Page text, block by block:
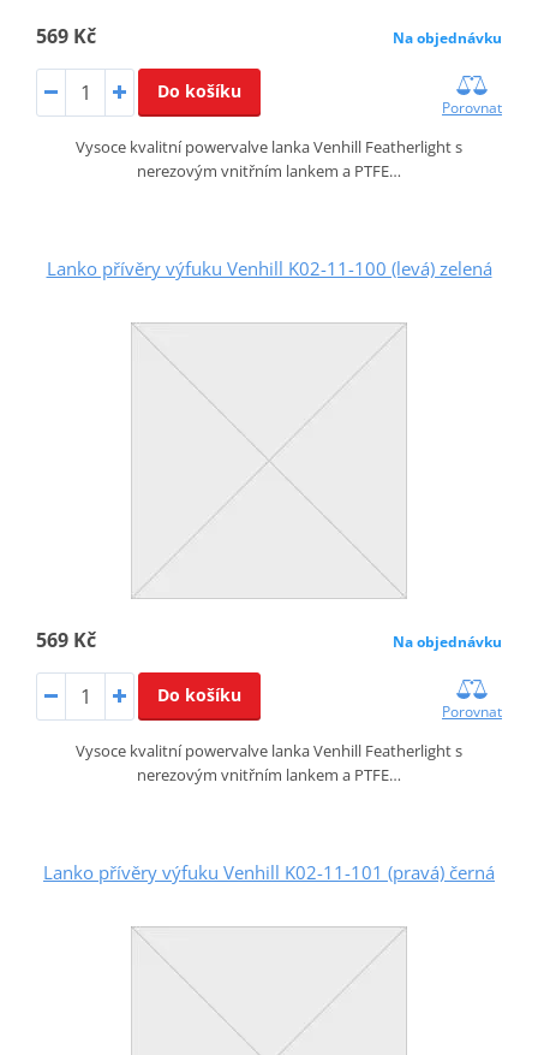
569 Kč Na objednávku
Do košíku
Porovnat
Vysoce kvalitní powervalve lanka Venhill Featherlight s
nerezovým vnitřním lankem a PTFE…
Lanko přívěry výfuku Venhill K02-11-100 (levá) zelená
569 Kč Na objednávku
Do košíku
Porovnat
Vysoce kvalitní powervalve lanka Venhill Featherlight s
nerezovým vnitřním lankem a PTFE…
Lanko přívěry výfuku Venhill K02-11-101 (pravá) černá